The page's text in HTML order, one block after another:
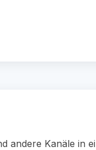
andere Kanäle in